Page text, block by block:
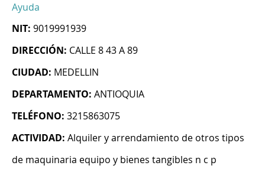
Ayuda
NIT: 9019991939
DIRECCIÓN: CALLE 8 43 A 89
CIUDAD: MEDELLIN
DEPARTAMENTO: ANTIOQUIA
TELÉFONO: 3215863075
ACTIVIDAD: Alquiler y arrendamiento de otros tipos
de maquinaria equipo y bienes tangibles n c p